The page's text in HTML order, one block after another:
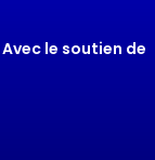
Avec le soutien de